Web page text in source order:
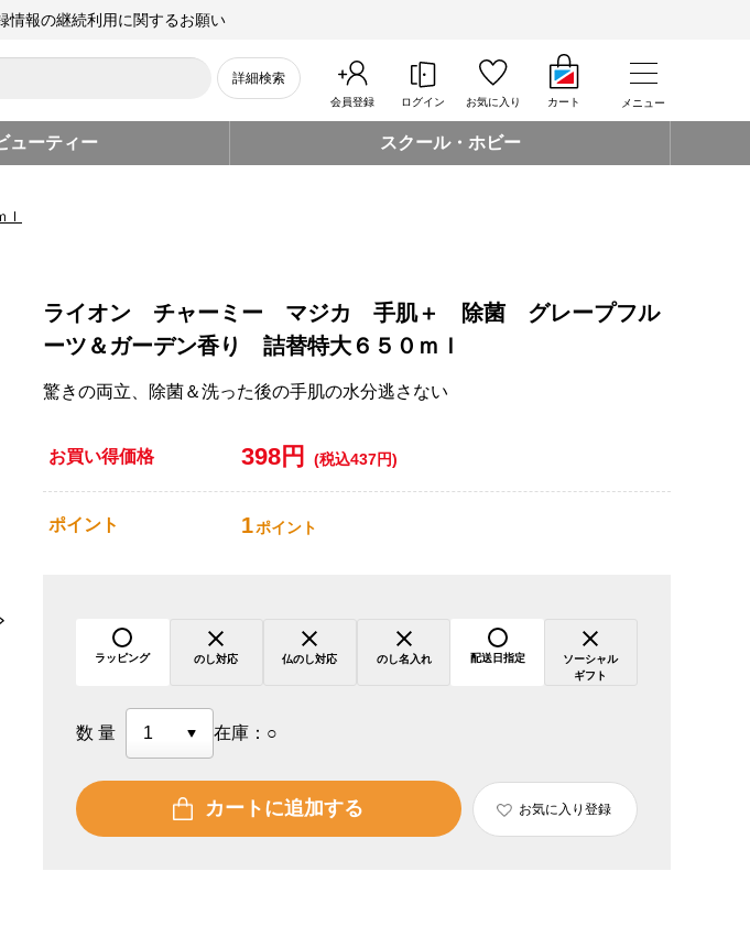
情報の継続利用に関するお願い
詳細検索
会員登録 ログイン お気に入り カート メニュー
ューティー スクール・ホビー
ライオン チャーミー マジカ 手肌＋ 除菌 グレープフル
ーツ＆ガーデン香り 詰替特大６５０ｍｌ
驚きの両立、除菌＆洗った後の手肌の水分逃さない
お買い得価格 398円 (税込437円)
ポイント 1ポイント
ラッピング のし対応 仏のし対応 のし名入れ 配送日指定
ソーシャル
ギフト
数量 在庫： ○
カートに追加する お気に入り登録